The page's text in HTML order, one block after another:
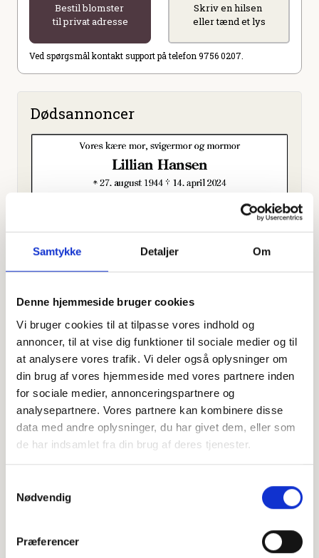
Samtykke Detaljer Om
Denne hjemmeside bruger cookies
Vi bruger cookies til at tilpasse vores indhold og
annoncer, til at vise dig funktioner til sociale medier og til
at analysere vores trafik. Vi deler også oplysninger om
din brug af vores hjemmeside med vores partnere inden
for sociale medier, annonceringspartnere og
analysepartnere. Vores partnere kan kombinere disse
data med andre oplysninger, du har givet dem, eller som
de har indsamlet fra din brug af deres tjenester.
Nødvendig
Præferencer
Bestil blomster
til privat adresse
Skriv en hilsen
eller tænd et lys
Ved spørgsmål kontakt support på telefon 9756 0207.
Dødsannoncer
Offentligtgjort i Holstebro Onsdag d. 17. april 2024
Højtideligheden
Lørdagd. 20. april 2024 kl. 14.00
Måbjerg Kirke
Måbjerg Kirkevej 2, 7500 Holstebro
contributors